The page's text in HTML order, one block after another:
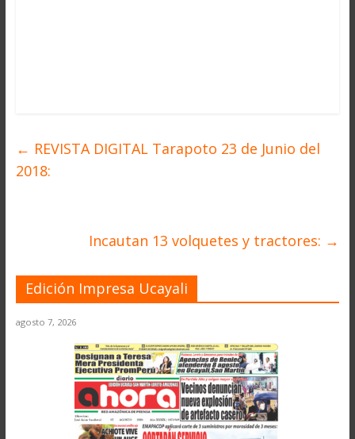
← REVISTA DIGITAL Tarapoto 23 de Junio del
2018:
Incautan 13 volquetes y tractores: →
Edición Impresa Ucayali
agosto 7, 2026